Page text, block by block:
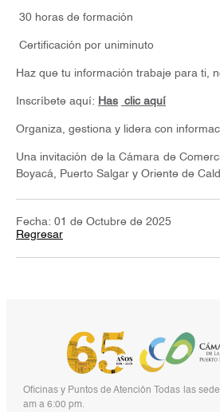
30 horas de formación
Certificación por uniminuto
Haz que tu información trabaje para ti,
Inscríbete aquí: Has clic aquí
Organiza, gestiona y lidera con
Una invitación de la Cámara de
Boyacá, Puerto Salgar y Oriente de
Fecha: 01 de Octubre de 2025
Regresar
Oficinas y Puntos de Atención Todas las
am a 6:00 pm.